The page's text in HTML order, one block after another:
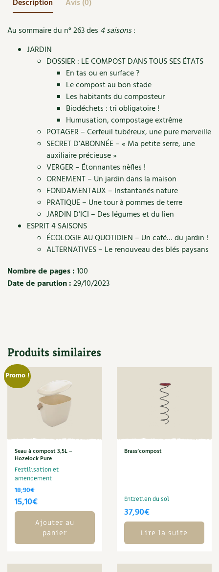
Cures, régimes
Dessert, Boulangerie
Techniques, conservation, organisation
Agenda, calendrier
NOUVEAUTÉS
Feuilleter le catalogue
Stages
Cartes cadeau
Nous contacter
Bricolages au jardin
Outils et ustensiles du jardin
Biodiversité
Ravageurs et maladies au jardin
Cuisine saine
Alimentation et nutrition
Recettes de printemps
Recettes par type de plat
Recettes sans gluten
Recettes végétariennes et vegan
Conception et gros oeuvre
Gestion de l’eau
Entretien de la maison
Décoration et petit bricolage
Santé et bien-être
Les plantes et leurs vertus
Société et alternatives
Vivre l’écologie
Protéger la nature
Les chroniques de Marie
Forums
Jardin bio
Habitat écologique
Cuisine saine
Soins naturels
Société et alternatives
Les 4 saisons& vous
Questions à la rédaction
Entre abonné·es
Trucs & astuces
Trocs & petites annonces
Liste des pépiniéristes
Mieux consommer
Description Avis (0)
Au sommaire du n° 263 des 4 saisons:
JARDIN
DOSSIER : LE COMPOST DANS TOUS SES ÉTATS
En tas ou en surface ?
Le compost au bon stade
Les habitants du composteur
Biodéchets : tri obligatoire !
Humusation, compostage extrême
POTAGER – Cerfeuil tubéreux, une pure merveille
SECRET D’ABONNÉE – « Ma petite serre, une
auxiliaire précieuse »
VERGER – Étonnantes nèfles !
ORNEMENT – Un jardin dans la maison
FONDAMENTAUX – Instantanés nature
PRATIQUE – Une tour à pommes de terre
JARDIN D’ICI – Des légumes et du lien
ESPRIT 4 SAISONS
ÉCOLOGIE AU QUOTIDIEN – Un café… du jardin !
ALTERNATIVES – Le renouveau des blés paysans
Nombre de pages :100
Date de parution :29/10/2023
Produits similaires
Promo !
Seau à compost 3,5L –
Hozelock Pure
Fertilisation et
amendement
18,90€
Le
prix
initial
était :
15,10€Le
prix
actuel
est :
Ajouter au
panier
Brass’compost
Entretien du sol
37,90€
Lire la suite